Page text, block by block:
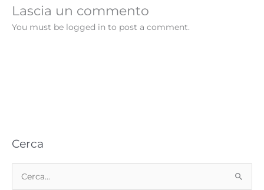
Lascia un commento
You must be logged in to post a comment.
Cerca